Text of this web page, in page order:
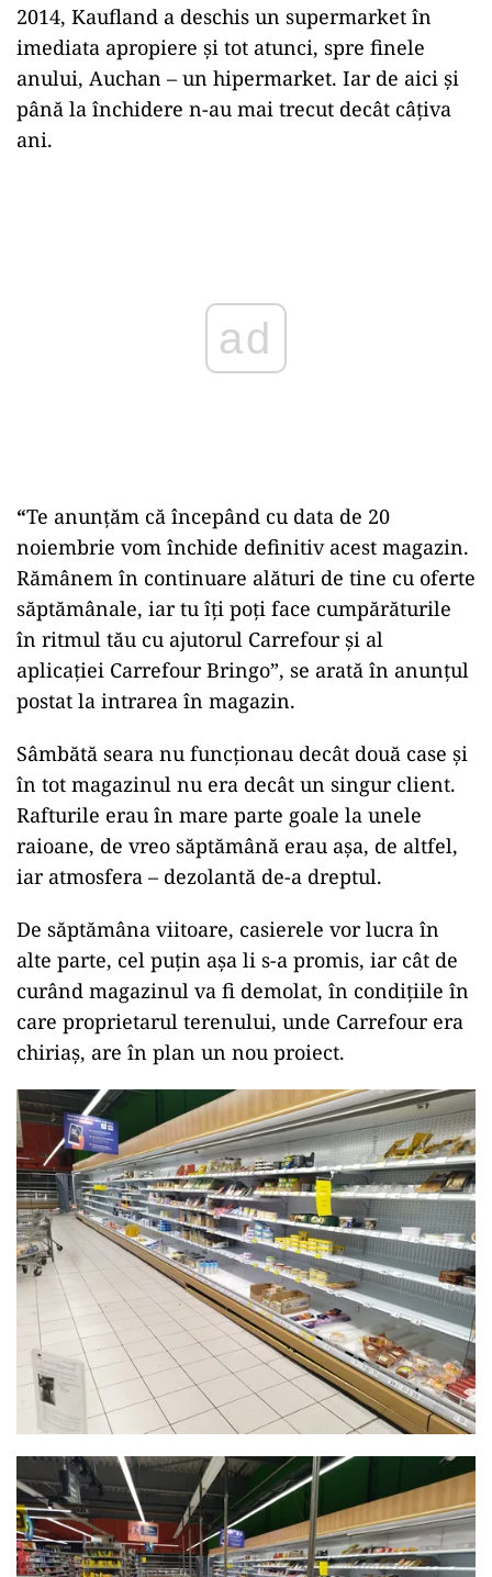
2014, Kaufland a deschis un supermarket în
imediata apropiere și tot atunci, spre finele
anului, Auchan – un hipermarket. Iar de aici și
până la închidere n-au mai trecut decât câțiva
ani.
“Te anunțăm că începând cu data de 20
noiembrie vom închide definitiv acest magazin.
Rămânem în continuare alături de tine cu oferte
săptămânale, iar tu îți poți face cumpărăturile
în ritmul tău cu ajutorul Carrefour și al
aplicației Carrefour Bringo”, se arată în anunțul
postat la intrarea în magazin.
Sâmbătă seara nu funcționau decât două case și
în tot magazinul nu era decât un singur client.
Rafturile erau în mare parte goale la unele
raioane, de vreo săptămână erau așa, de altfel,
iar atmosfera – dezolantă de-a dreptul.
De săptămâna viitoare, casierele vor lucra în
alte parte, cel puțin așa li s-a promis, iar cât de
curând magazinul va fi demolat, în condițiile în
care proprietarul terenului, unde Carrefour era
chiriaș, are în plan un nou proiect.